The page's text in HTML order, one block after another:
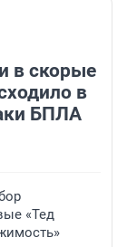
в скорые
в
БПЛА
«Тед